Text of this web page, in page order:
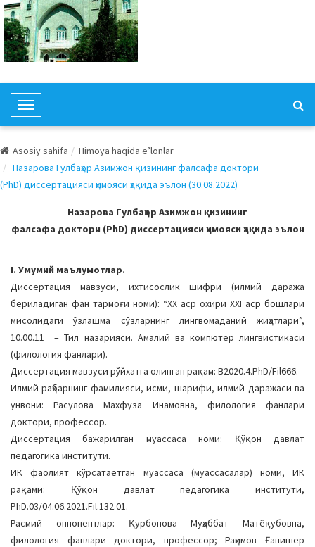
T
o
g
l
e
a
g
a
t
i
o
n
Asosiy sahifa
Himoya haqida e’lonlar
Назарова Гулбаҳор Азимжон қизининг фалсафа доктори
(PhD) диссертацияси ҳимояси ҳақида эълон (30.08.2022)
Назарова Гулбаҳор Азимжон қизининг
фалсафа доктори (PhD) диссертацияси ҳимояси ҳақида эълон
I. Умумий маълумотлар.
Диссертация мавзуси, ихтисослик шифри (илмий даража
бериладиган фан тармоғи номи): “ХХ аср охири ХХI аср бошлари
мисолидаги ўзлашма сўзларнинг лингвомаданий жиҳатлари”,
10.00.11 – Тил назарияси. Амалий ва компютер лингвистикаси
(филология фанлари).
Диссертация мавзуси рўйхатга олинган рақам: B2020.4.PhD/Fil666.
Илмий раҳбарнинг фамилияси, исми, шарифи, илмий даражаси ва
унвони: Расулова Махфуза Инамовна, филология фанлари
доктори, профессор.
Диссертация бажарилган муассаса номи: Қўқон давлат
педагогика институти.
ИК фаолият кўрсатаётган муассаса (муассасалар) номи, ИК
рақами: Қўқон давлат педагогика институти,
PhD.03/04.06.2021.Fil.132.01.
Расмий оппонентлар: Қурбонова Муҳаббат Матёқубовна,
филология фанлари доктори, профессор; Раҳимов Ғанишер